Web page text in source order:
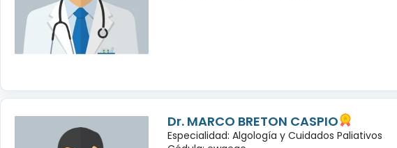
Dr. MARCO BRETON CASPIO
Especialidad: Algología y Cuidados Paliativos